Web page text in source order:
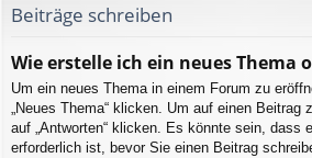
Beiträge schreiben
Wie erstelle ich ein neues Thema
Um ein neues Thema in einem Forum zu
„Neues Thema“ klicken. Um auf einen Beitrag
auf „Antworten“ klicken. Es könnte sein, dass
erforderlich ist, bevor Sie einen Beitrag